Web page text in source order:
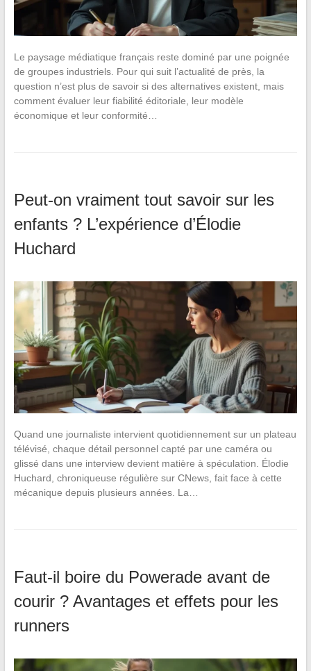
Le paysage médiatique français reste dominé par une poignée
de groupes industriels. Pour qui suit l’actualité de près, la
question n’est plus de savoir si des alternatives existent, mais
comment évaluer leur fiabilité éditoriale, leur modèle
économique et leur conformité…
Peut-on vraiment tout savoir sur les
enfants ? L’expérience d’Élodie
Huchard
Quand une journaliste intervient quotidiennement sur un plateau
télévisé, chaque détail personnel capté par une caméra ou
glissé dans une interview devient matière à spéculation. Élodie
Huchard, chroniqueuse régulière sur CNews, fait face à cette
mécanique depuis plusieurs années. La…
Faut-il boire du Powerade avant de
courir ? Avantages et effets pour les
runners